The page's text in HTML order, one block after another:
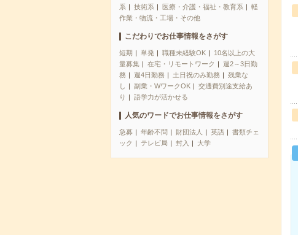
系
技術系 医療・介護・福祉・教育系
軽
作業・物流・工場・その他
こだわりでお仕事情報をさがす
短期 単発 職種未経験OK
10名以上の大
量募集
在宅・リモートワーク
週2～3日勤
務
週4日勤務 土日祝のみ勤務
残業な
し
副業・WワークOK
交通費別途支給あ
り
語学力が活かせる
人気のワードでお仕事情報をさがす
急募 年齢不問 財団法人 英語
書類チェ
ック
テレビ局 封入 大学